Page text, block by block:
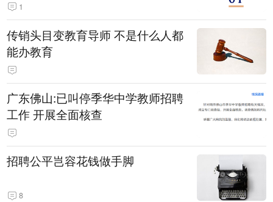
1
传销头目变教育导师 不是什么人都
能办教育
广东佛山:已叫停季华中学教师招聘
工作 开展全面核查
招聘公平岂容花钱做手脚
8